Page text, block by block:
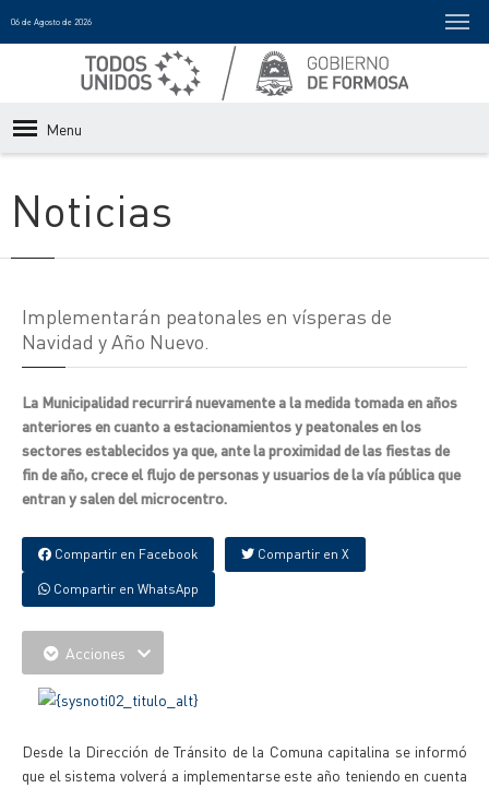
06 de Agosto de 2026
Menu
Noticias
Implementarán peatonales en vísperas de
Navidad y Año Nuevo.
La Municipalidad recurrirá nuevamente a la medida tomada en años
anteriores en cuanto a estacionamientos y peatonales en los
sectores establecidos ya que, ante la proximidad de las fiestas de
fin de año, crece el flujo de personas y usuarios de la vía pública que
entran y salen del microcentro.
Compartir en Facebook Compartir en X
Compartir en WhatsApp
Acciones
Desde la Dirección de Tránsito de la Comuna capitalina se informó
que el sistema volverá a implementarse este año teniendo en cuenta